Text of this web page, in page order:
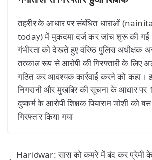
तहरीर के आधार पर संबंधित धाराओं
today) में मुकदमा दर्ज कर जांच शुरू की
गंभीरता को देखते हुए वरिष्ठ पुलिस अधीक्षक
तत्काल रूप से आरोपी की गिरफ्तारी के लिए
गठित कर आवश्यक कार्रवाई करने को कहा।
निगरानी और मुखबिर की सूचना के आधार
दुष्कर्म के आरोपी शिक्षक पियाराम जोशी को
गिरफ्तार किया गया।
Haridwar: सास को कमरे में बंद कर प्रेमी के